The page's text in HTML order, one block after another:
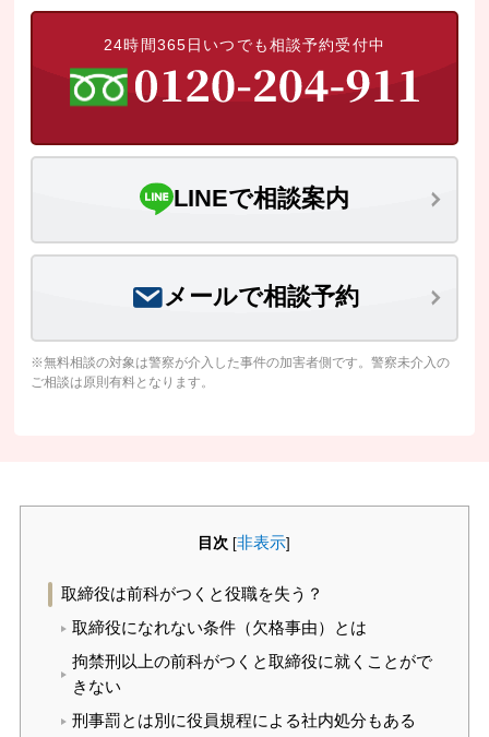
24時間365日いつでも相談予約受付中
LINEで相談案内
メールで相談予約
※無料相談の対象は警察が介入した事件の加害者側です。警察未介入の
ご相談は原則有料となります。
目次 [非表示]
取締役は前科がつくと役職を失う？
取締役になれない条件（欠格事由）とは
拘禁刑以上の前科がつくと取締役に就くことがで
きない
刑事罰とは別に役員規程による社内処分もある